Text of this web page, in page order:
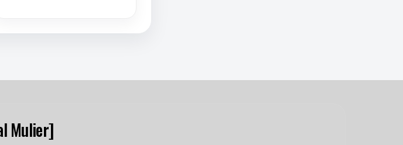
Mulier]